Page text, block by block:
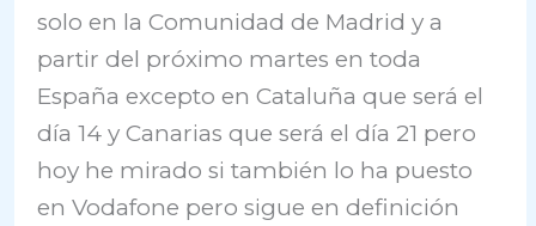
solo en la Comunidad de Madrid y a
partir del próximo martes en toda
España excepto en Cataluña que será el
día 14 y Canarias que será el día 21 pero
hoy he mirado si también lo ha puesto
en Vodafone pero sigue en definición